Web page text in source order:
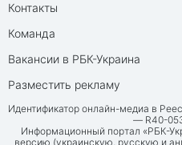
Контакты
Команда
Вакансии в РБК-Украина
Разместить рекламу
Идентификатор онлайн-медиа в
— R40-
Информационный портал «РБК-
версию (украинскую, русскую и